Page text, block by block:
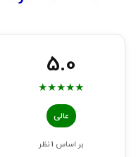
5.0
★
★
★
★
★
عالی
بر اساس 1نظر